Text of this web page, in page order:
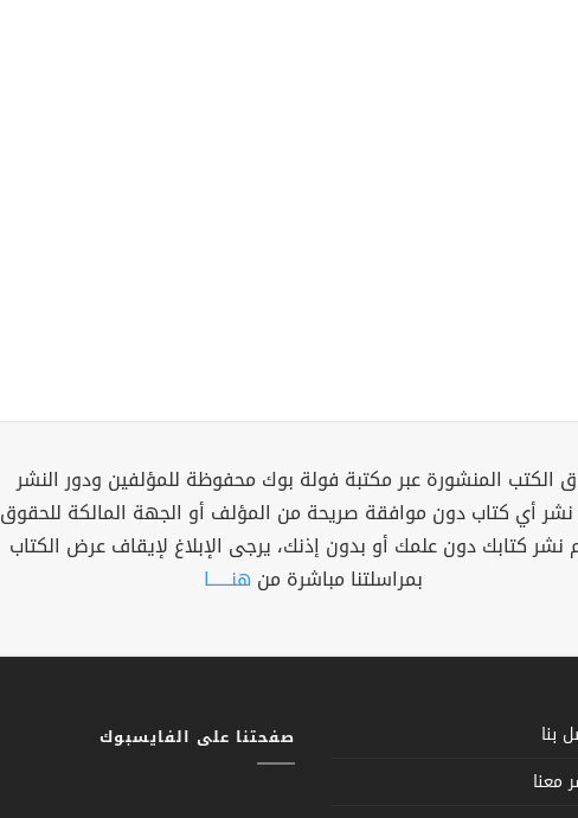
الكتب المنشورة عبر مكتبة فولة بوك محفوظة للمؤلفين ودور النشر
نشر أي كتاب دون موافقة صريحة من المؤلف أو الجهة المالكة للحقوق
نشر كتابك دون علمك أو بدون إذنك، يرجى الإبلاغ لإيقاف عرض الكتاب
بمراسلتنا مباشرة من هنــــــا
بنا
معنا
صفحتنا على الفايسبوك